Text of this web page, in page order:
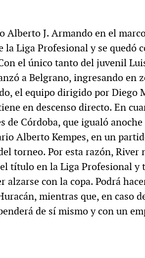
Alberto J. Armando en el
la Liga Profesional y se quedó
el único tanto del juvenil
a Belgrano, ingresando en
el equipo dirigido por Diego
en descenso directo. En
de Córdoba, que igualó
Alberto Kempes, en un
torneo. Por esta razón, River
título en la Liga Profesional y
alzarse con la copa. Podrá
mientras que, en caso
de sí mismo y con un